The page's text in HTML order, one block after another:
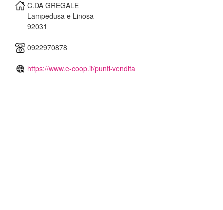
C.DA GREGALE
Lampedusa e Linosa
92031
0922970878
https://www.e-coop.it/punti-vendita